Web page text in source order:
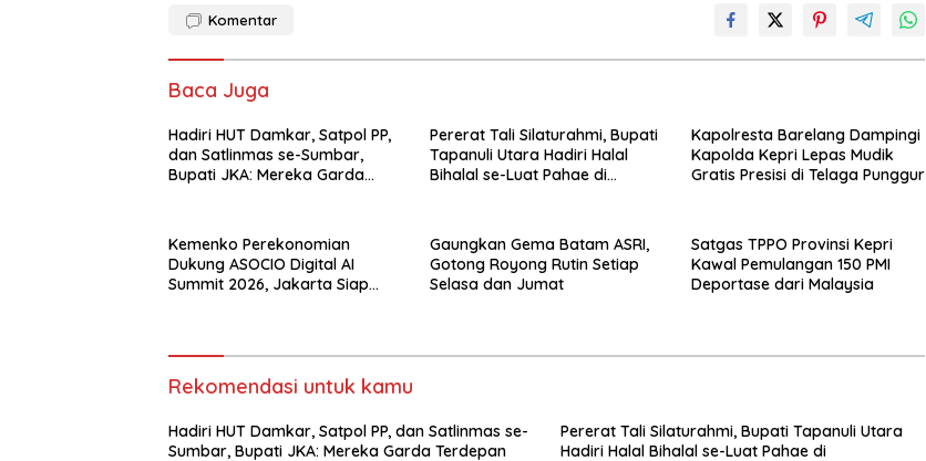
Komentar
Baca Juga
Hadiri HUT Damkar, Satpol PP,
dan Satlinmas se-Sumbar,
Bupati JKA: Mereka Garda
Pererat Tali Silaturahmi, Bupati
Tapanuli Utara Hadiri Halal
Bihalal se-Luat Pahae di
Kapolresta Barelang Dampingi
Kapolda Kepri Lepas Mudik
Gratis Presisi di Telaga Punggur
Kemenko Perekonomian
Dukung ASOCIO Digital AI
Summit 2026, Jakarta Siap
Gaungkan Gema Batam ASRI,
Gotong Royong Rutin Setiap
Selasa dan Jumat
Satgas TPPO Provinsi Kepri
Kawal Pemulangan 150 PMI
Deportase dari Malaysia
Rekomendasi untuk kamu
Hadiri HUT Damkar, Satpol PP, dan Satlinmas se-
Sumbar, Bupati JKA: Mereka Garda Terdepan
Pererat Tali Silaturahmi, Bupati Tapanuli Utara
Hadiri Halal Bihalal se-Luat Pahae di